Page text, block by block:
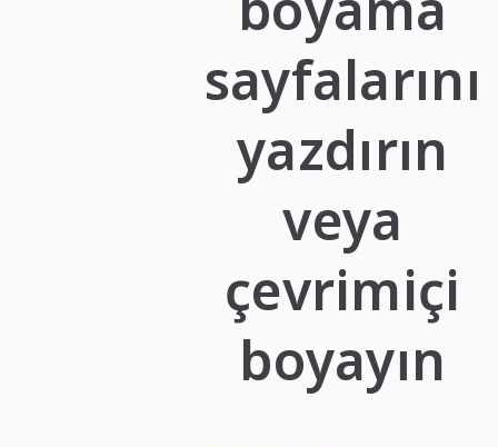
sayfalarını
yazdırın
veya
çevrimiçi
boyayın